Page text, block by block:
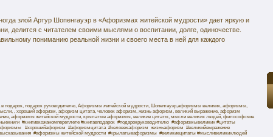
злой Артур Шопенгауэр в «Афоризмах житейской мудрости» дает яркую и
делится с читателем своими мыслями о воспитании, долге, одиночестве.
пониманию реальной жизни и своего места в ней для каждого
в подарок, подарок руководителю, Афоризмы житейской мудрости, Шопенгауэр,афоризмы великих, афоризмы,
, хороший афоризм, афоризм цитата, человек афоризм, жизнь афоризм, великий выражение, афоризм
афоризмы житейской мудрости, крылатые афоризмы, великие цитаты, мысли великих людей, философские
#книгивкожаномпереплете #книгавподарок #подарокруководителю #афоризмывеликих #цитаты
#хорошийафоризм #афоризмцитата #человекафоризм жизньафоризм #великийвыражение
#афоризмы житейской мудрости #крылатыеафоризмы #великиецитаты #мысливеликихлюдей